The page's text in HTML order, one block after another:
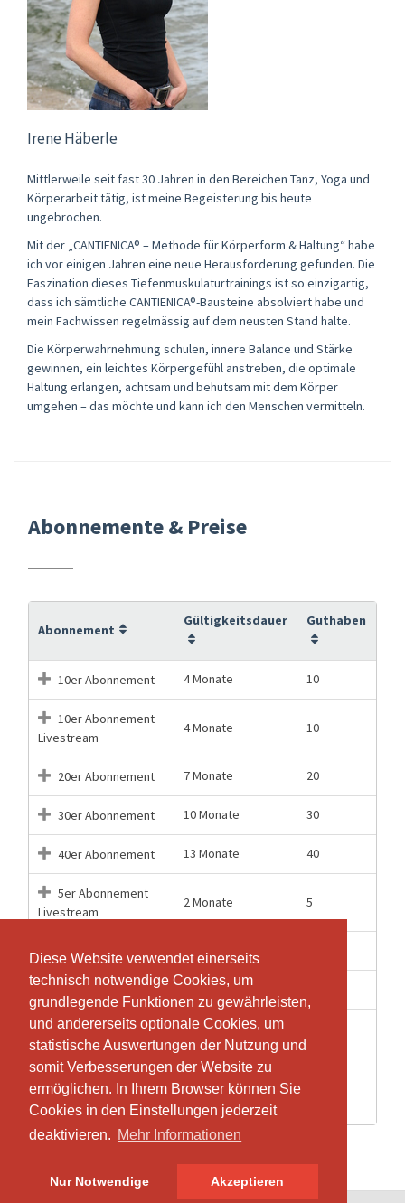
Diese Website verwendet einerseits
technisch notwendige Cookies, um
grundlegende Funktionen zu gewährleisten,
und andererseits optionale Cookies, um
statistische Auswertungen der Nutzung und
somit Verbesserungen der Website zu
ermöglichen. In Ihrem Browser können Sie
Cookies in den Einstellungen jederzeit
deaktivieren. Mehr Informationen
Nur Notwendige Akzeptieren
Diese Website verwendet einerseits
technisch notwendige Cookies, um
grundlegende Funktionen zu gewährleisten,
und andererseits optionale Cookies, um
statistische Auswertungen der Nutzung und
somit Verbesserungen der Website zu
ermöglichen. In Ihrem Browser können Sie
Cookies in den Einstellungen jederzeit
deaktivieren. Mehr Informationen
Nur Notwendige Akzeptieren
Irene Häberle
Mittlerweile seit fast 30 Jahren in den Bereichen Tanz, Yoga und
Körperarbeit tätig, ist meine Begeisterung bis heute
ungebrochen.
Mit der „CANTIENICA® – Methode für Körperform & Haltung“ habe
ich vor einigen Jahren eine neue Herausforderung gefunden. Die
Faszination dieses Tiefenmuskulaturtrainings ist so einzigartig,
dass ich sämtliche CANTIENICA®-Bausteine absolviert habe und
mein Fachwissen regelmässig auf dem neusten Stand halte.
Die Körperwahrnehmung schulen, innere Balance und Stärke
gewinnen, ein leichtes Körpergefühl anstreben, die optimale
Haltung erlangen, achtsam und behutsam mit dem Körper
umgehen – das möchte und kann ich den Menschen vermitteln.
Abonnemente & Preise
Abonnement
Gültigkeitsdauer Guthaben
10er Abonnement 4 Monate 10
10er Abonnement
Livestream
4 Monate 10
20er Abonnement 7 Monate 20
30er Abonnement 10 Monate 30
40er Abonnement 13 Monate 40
5er Abonnement
Livestream
2 Monate 5
60er Abonnement 12 Monate
Einzellektion 1 Tage
Einzellektion
Livestream
1 Tage
Wochenlektion als
Video
1 Tage